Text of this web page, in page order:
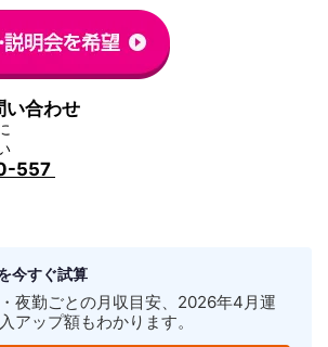
い合わせ
557
今すぐ試算
夜勤ごとの月収目安、2026年4月運
アップ額もわかります。